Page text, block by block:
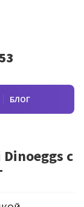
БЛОГ
с